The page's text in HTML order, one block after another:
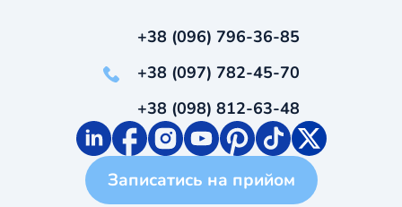
+38 (096) 796-36-85
+38 (097) 782-45-70
+38 (098) 812-63-48
Записатись на прийом